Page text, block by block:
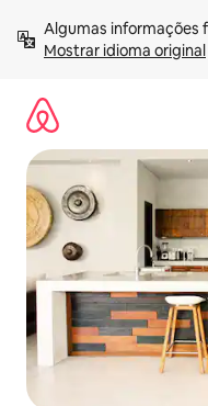
para
Mostrar idioma original